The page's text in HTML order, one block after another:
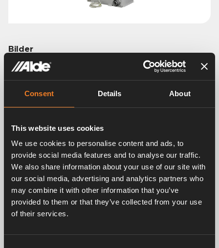
Consent Details About
This website uses cookies
We use cookies to personalise content and ads, to
provide social media features and to analyse our traffic.
We also share information about your use of our site with
our social media, advertising and analytics partners who
may combine it with other information that you’ve
provided to them or that they’ve collected from your use
of their services.
Bilder